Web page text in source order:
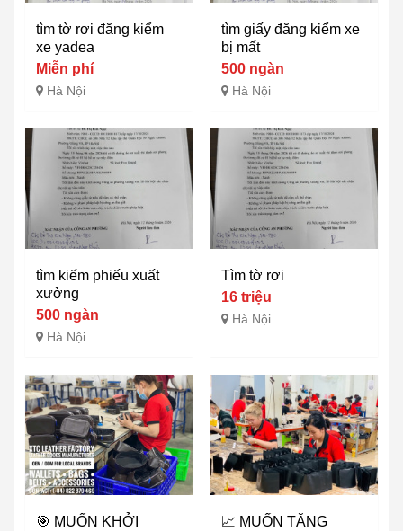
tìm tờ rơi đăng kiểm
xe yadea
Miễn phí
Hà Nội
tìm giấy đăng kiểm xe
bị mất
500 ngàn
Hà Nội
tìm kiếm phiếu xuất
xưởng
500 ngàn
Hà Nội
Tìm tờ rơi
16 triệu
Hà Nội
🎯 MUỐN KHỞI
📈 MUỐN TĂNG